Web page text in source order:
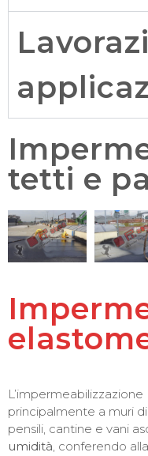
tetti e
principalmente a muri
pensili, cantine e vani
umidità, conferendo